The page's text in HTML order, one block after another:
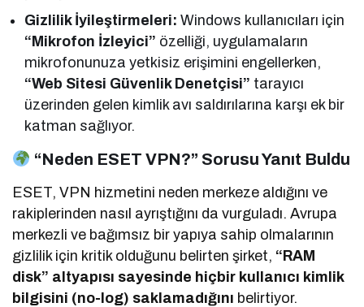
Gizlilik İyileştirmeleri: Windows kullanıcıları için
“Mikrofon İzleyici” özelliği, uygulamaların
mikrofonunuza yetkisiz erişimini engellerken,
“Web Sitesi Güvenlik Denetçisi” tarayıcı
üzerinden gelen kimlik avı saldırılarına karşı ek bir
katman sağlıyor.
“Neden ESET VPN?” Sorusu Yanıt Buldu
ESET, VPN hizmetini neden merkeze aldığını ve
rakiplerinden nasıl ayrıştığını da vurguladı. Avrupa
merkezli ve bağımsız bir yapıya sahip olmalarının
gizlilik için kritik olduğunu belirten şirket, “RAM
disk” altyapısı sayesinde hiçbir kullanıcı kimlik
bilgisini (no-log) saklamadığını belirtiyor.